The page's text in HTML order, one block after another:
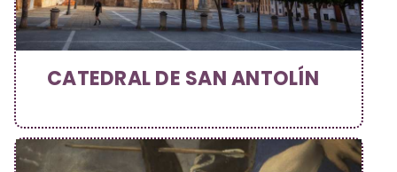
CATEDRAL DE SAN ANTOLÍN